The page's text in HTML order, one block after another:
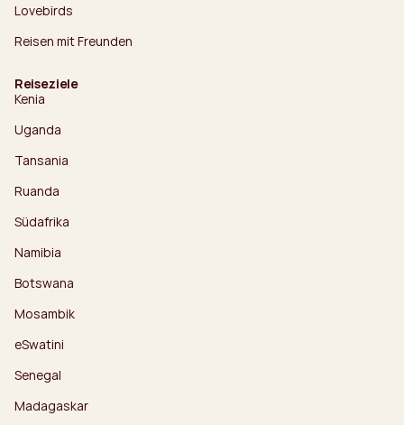
Lovebirds
Reisen mit Freunden
Reiseziele
Kenia
Uganda
Tansania
Ruanda
Südafrika
Namibia
Botswana
Mosambik
eSwatini
Senegal
Madagaskar